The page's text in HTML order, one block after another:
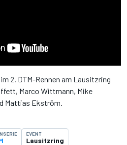
2. DTM-Rennen am Lausitzring
Marco Wittmann, Mike
Mattias Ekström.
EVENT
Lausitzring